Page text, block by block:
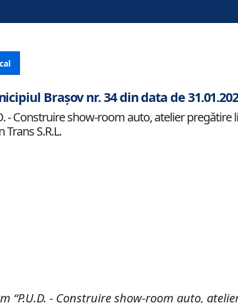
Brașov nr. 34 din data de
- Construire show-room auto, atelier
S.R.L.
“P.U.D. - Construire show-room auto,